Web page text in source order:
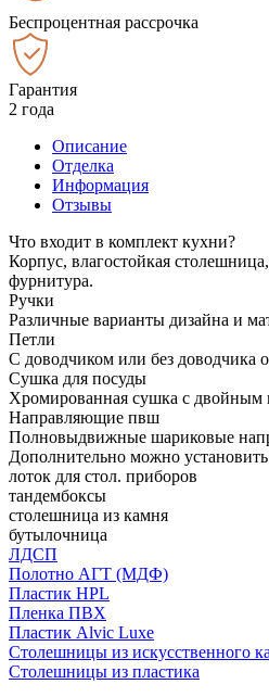
Беспроцентная рассрочка
Гарантия
2 года
Описание
Отделка
Информация
Отзывы
Что входит в комплект кухни?
Корпус, влагостойкая
фурнитура.
Ручки
Различные варианты дизайна и
Петли
С доводчиком или без доводчика
Сушка для посуды
Хромированная сушка с двойным
Направляющие пвш
Полновыдвижные шариковые
Дополнительно можно установить
лоток для стол. приборов
тандембоксы
столешница из камня
бутылочница
ЛДСП
Полотно АГТ (МДФ)
Пластик HPL
Пленка ПВХ
Пластик Alvic Luxe
Столешницы из искусственного
Столешницы из пластика